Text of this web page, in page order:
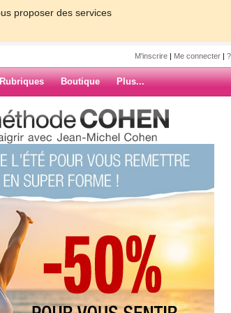
proposer des services
M'inscrire | Me connecter |
Rubriques Boutique Plus...
ARCHIVES